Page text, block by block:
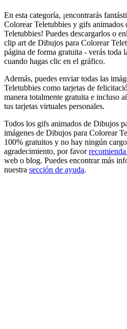
En esta categoría, ¡encontrarás
Colorear Teletubbies y gifs
Teletubbies! Puedes descargarlos o
clip art de Dibujos para Colorear
página de forma gratuita - verás toda
cuando hagas clic en el gráfico.
Además, puedes enviar todas las
Teletubbies como tarjetas de
manera totalmente gratuita e incluso
tus tarjetas virtuales personales.
Todos los gifs animados de Dibujos
imágenes de Dibujos para Colorear
100% gratuitos y no hay ningún
agradecimiento, por favor
web o blog. Puedes encontrar más
nuestra sección de ayuda.